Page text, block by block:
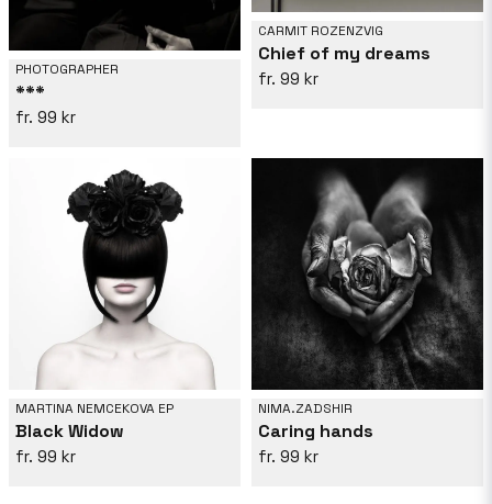
PHOTOGRAPHER
***
99 kr
CARMIT ROZENZVIG
Chief of my dreams
99 kr
MARTINA NEMCEKOVA EP
Black Widow
99 kr
NIMA.ZADSHIR
Caring hands
99 kr